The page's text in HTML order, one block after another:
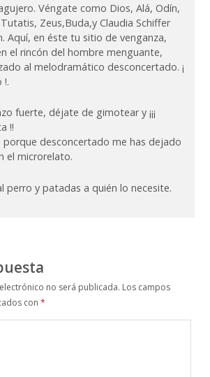
Véngate como Dios, Alá, Odín,
Zeus,Buda,y Claudia Schiffer
Aquí, en éste tu sitio de venganza,
el rincón del hombre menguante,
al melodramático desconcertado. ¡
!.
fuerte, déjate de gimotear y ¡¡¡
!!
porque desconcertado me has dejado
el microrelato.
perro y patadas a quién lo necesite.
no será publicada. Los campos
con*